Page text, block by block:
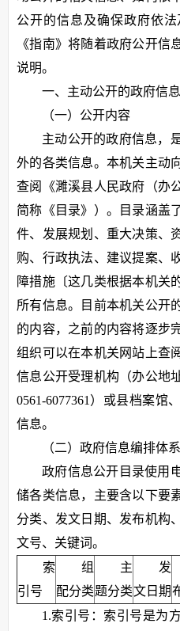
公开的信息及确保政府依法
《指南》将随着政府公开信
说明。
一、主动公开的政府信息
（一）公开内容
主动公开的政府信息，
外的各类信息。本机关主动
查阅《濉溪县人民政府（办
简称《目录》）。目录涵盖
件、发展规划、重大决策、
购、行政执法、建议提案、
障措施〔这几类根据本机关
所有信息。目前本机关公开
的内容，之前的内容将逐步
组织可以在本机关网站上查
信息公开受理机构（办公地
0561-6077361）或县档案馆
信息。
（二）政府信息编排体系
政府信息公开目录使用
储各类信息，主要含以下要
分类、发文日期、发布机构
文号、关键词。
索
引号
组
配分类
主
题分类
发
文日期
1.索引号：索引号是为